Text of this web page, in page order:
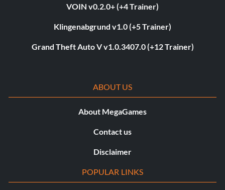
VOIN v0.2.0+ (+4 Trainer)
Klingenabgrund v1.0 (+5 Trainer)
Grand Theft Auto V v1.0.3407.0 (+12 Trainer)
ABOUT US
About MegaGames
Contact us
Disclaimer
POPULAR LINKS